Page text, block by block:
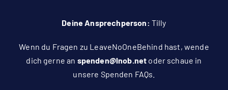
Deine Ansprechperson: Tilly
Wenn du Fragen zu LeaveNoOneBehind hast, wende
dich gerne an spenden@lnob.net oder schaue in
unsere Spenden FAQs